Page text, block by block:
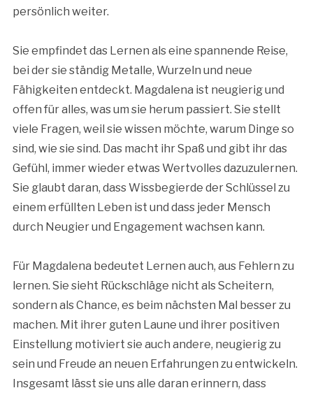
persönlich weiter.
Sie empfindet das Lernen als eine spannende Reise,
bei der sie ständig Metalle, Wurzeln und neue
Fähigkeiten entdeckt. Magdalena ist neugierig und
offen für alles, was um sie herum passiert. Sie stellt
viele Fragen, weil sie wissen möchte, warum Dinge so
sind, wie sie sind. Das macht ihr Spaß und gibt ihr das
Gefühl, immer wieder etwas Wertvolles dazuzulernen.
Sie glaubt daran, dass Wissbegierde der Schlüssel zu
einem erfüllten Leben ist und dass jeder Mensch
durch Neugier und Engagement wachsen kann.
Für Magdalena bedeutet Lernen auch, aus Fehlern zu
lernen. Sie sieht Rückschläge nicht als Scheitern,
sondern als Chance, es beim nächsten Mal besser zu
machen. Mit ihrer guten Laune und ihrer positiven
Einstellung motiviert sie auch andere, neugierig zu
sein und Freude an neuen Erfahrungen zu entwickeln.
Insgesamt lässt sie uns alle daran erinnern, dass